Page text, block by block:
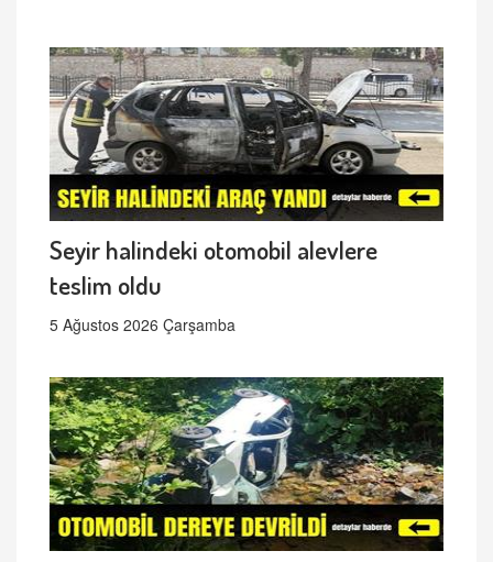
Seyir halindeki otomobil alevlere
teslim oldu
5 Ağustos 2026 Çarşamba